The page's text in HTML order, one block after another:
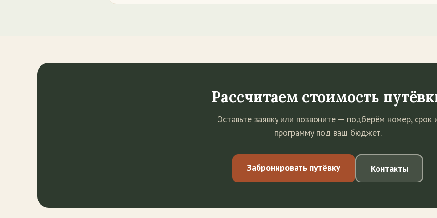
Рассчитаем стоимость
Оставьте заявку или позвоните — подберём номер, срок
программу под ваш бюджет.
Забронировать путёвку Контакты